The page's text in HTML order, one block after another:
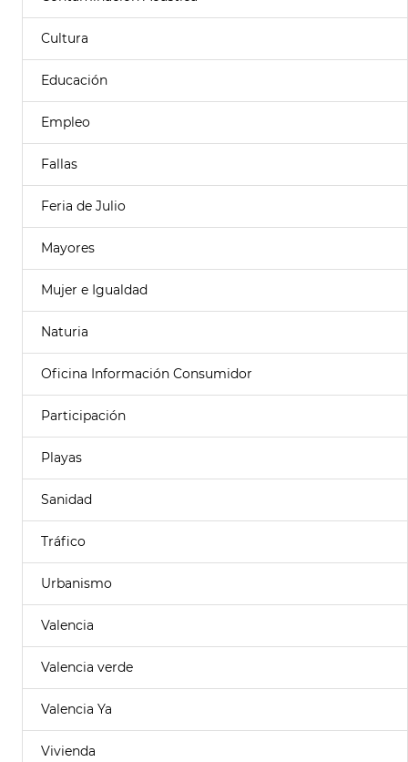
Cultura
Educación
Empleo
Fallas
Feria de Julio
Mayores
Mujer e Igualdad
Naturia
Oficina Información Consumidor
Participación
Playas
Sanidad
Tráfico
Urbanismo
Valencia
Valencia verde
Valencia Ya
Vivienda